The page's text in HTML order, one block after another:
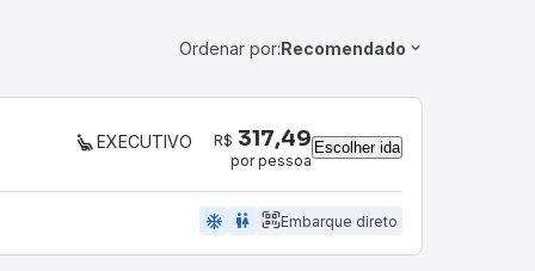
Ordenar por:Recomendado
EXECUTIVO R$ 317,49
por pessoa
Escolher ida
ac_unit wc Embarque direto